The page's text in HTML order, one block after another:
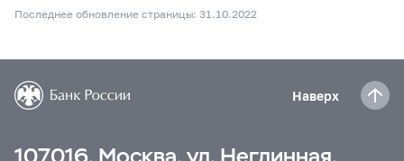
Последнее обновление страницы: 31.10.2022
Наверх